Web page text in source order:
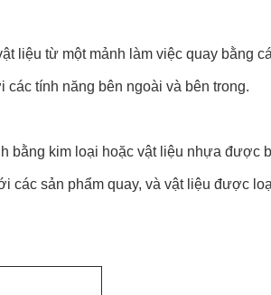
liệu từ một mảnh làm việc quay bằng
tính năng bên ngoài và bên trong.
bằng kim loại hoặc vật liệu nhựa được
các sản phẩm quay, và vật liệu được